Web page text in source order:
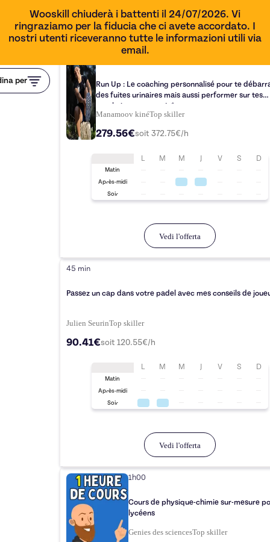
Wooskill chiuderà i battenti il 24/07/2026. Vi
ringraziamo per la fiducia che ci avete accordato. I
nostri utenti riceveranno tutte le informazioni utili via
email.
per
Run Up : Le coaching personnalisé pour te
des fuites urinaires mais aussi performer sur tes
prochaines courses ! ⛰️
Manamoov kinéTopskiller
279.56€soit372.75€/h
L M M J V S D
Matin
Après-midi
Soir
Vedi l'offerta
45 min
Passez un cap dans votre padel avec mes conseils de
Julien SeurinTop skiller
90.41€soit 120.55€/h
L M M J V S D
Matin
Après-midi
Soir
Vedi l'offerta
1h00
Cours de physique-chimie sur-mesure
lycéens
Genies des sciencesTop skiller